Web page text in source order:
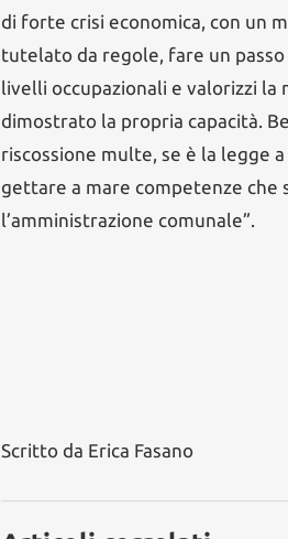
di forte crisi economica, con un
tutelato da regole, fare un
livelli occupazionali e valorizzi la
dimostrato la propria capacità.
riscossione multe, se è la legge
gettare a mare competenze che
l’amministrazione comunale”.
Scritto da Erica Fasano